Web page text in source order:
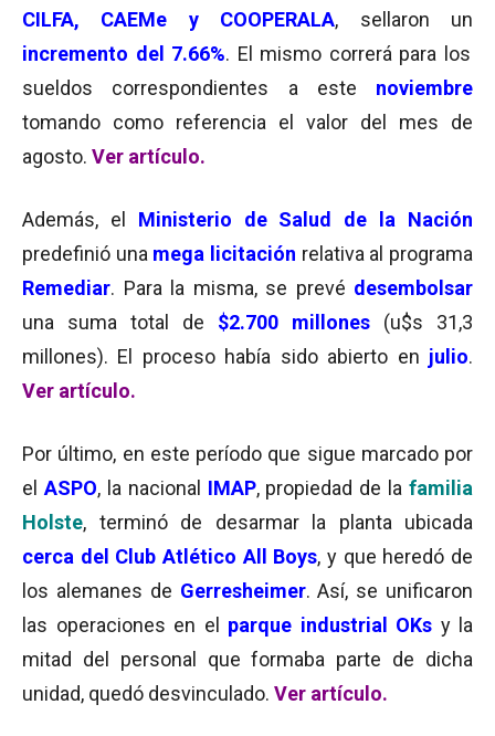
CILFA, CAEMe y COOPERALA, sellaron un
incremento del 7.66%. El mismo correrá para los
sueldos correspondientes a este noviembre
tomando como referencia el valor del mes de
agosto. Ver artículo.
Además, el Ministerio de Salud de la Nación
predefinió una mega licitación relativa al programa
Remediar. Para la misma, se prevé desembolsar
una suma total de $2.700 millones (u$s 31,3
millones). El proceso había sido abierto en julio.
Ver artículo.
Por último, en este período que sigue marcado por
el ASPO, la nacional IMAP, propiedad de la familia
Holste, terminó de desarmar la planta ubicada
cerca del Club Atlético All Boys, y que heredó de
los alemanes de Gerresheimer. Así, se unificaron
las operaciones en el parque industrial OKs y la
mitad del personal que formaba parte de dicha
unidad, quedó desvinculado. Ver artículo.